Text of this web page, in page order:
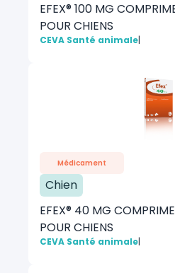
EFEX® 100 MG
POUR CHIENS
CEVA Santé animale|
Médicament
Chien
EFEX® 40 MG
POUR CHIENS
CEVA Santé animale|